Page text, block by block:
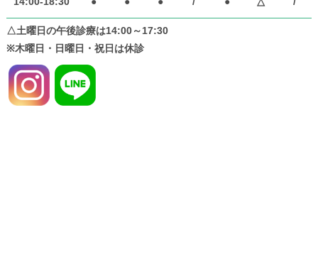
△土曜日の午後診療は14:00～17:30
※木曜日・日曜日・祝日は休診